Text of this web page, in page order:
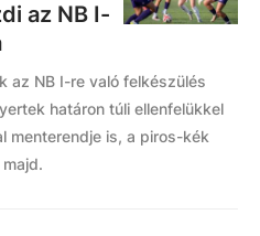
az NB I-
az NB I-re való felkészülés
határon túli ellenfelükkel
menterendje is, a piros-kék